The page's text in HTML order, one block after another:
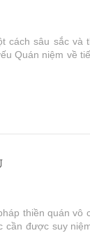
cách sâu sắc và
Quán niệm về
thiền quán vô
cần được suy